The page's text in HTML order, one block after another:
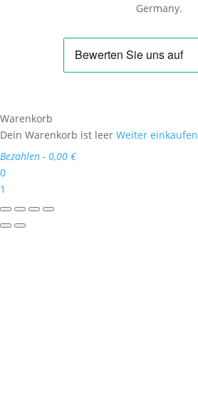
Germany.
Warenkorb
Dein Warenkorb ist leer Weiter einkaufen
Bezahlen - 0,00 €
0
1